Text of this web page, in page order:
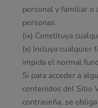
personal y familiar o
personas.
(ix) Constituya
(x) Incluya cualquier
impida el normal
Si para acceder a
contenidos del Sitio
contraseña, se